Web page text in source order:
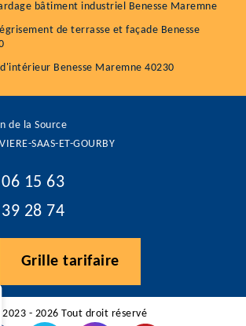
bâtiment industriel Benesse Maremne
de terrasse et façade Benesse
Benesse Maremne 40230
de la Source
SAAS-ET-GOURBY
15 63
28 74
Grille tarifaire
recommander
40180 RIVIERE-SAAS-ET-GOURBY
- 2026 Tout droit réservé